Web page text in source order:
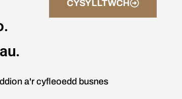
CYSYLLTWCH
a'r cyfleoedd busnes